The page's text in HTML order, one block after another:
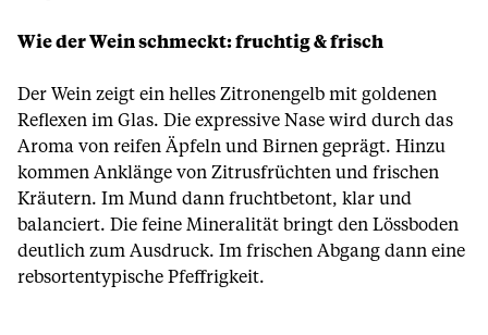
Wie der Wein schmeckt: fruchtig & frisch
Der Wein zeigt ein helles Zitronengelb mit goldenen
Reflexen im Glas. Die expressive Nase wird durch das
Aroma von reifen Äpfeln und Birnen geprägt. Hinzu
kommen Anklänge von Zitrusfrüchten und frischen
Kräutern. Im Mund dann fruchtbetont, klar und
balanciert. Die feine Mineralität bringt den Lössboden
deutlich zum Ausdruck. Im frischen Abgang dann eine
rebsortentypische Pfeffrigkeit.